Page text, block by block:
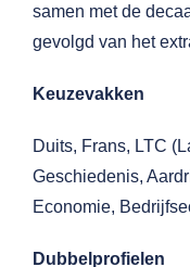
samen met de
gevolgd van het
Keuzevakken
Duits, Frans, LTC
Geschiedenis,
Economie,
Dubbelprofielen